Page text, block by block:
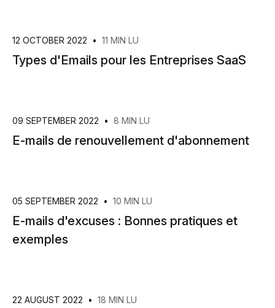
12 OCTOBER 2022 • 11 MIN LU
Types d'Emails pour les Entreprises SaaS
09 SEPTEMBER 2022 • 8 MIN LU
E-mails de renouvellement d'abonnement
05 SEPTEMBER 2022 • 10 MIN LU
E-mails d'excuses : Bonnes pratiques et
exemples
22 AUGUST 2022 • 18 MIN LU